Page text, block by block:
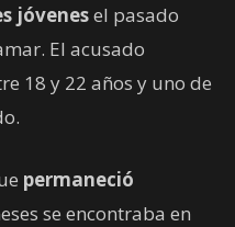
jóvenesel pasado
El acusado
18 y 22 años y uno de
permaneció
se encontraba en